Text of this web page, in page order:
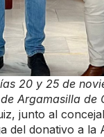
20 y 25 de
Argamasilla de
junto al
del donativo a la